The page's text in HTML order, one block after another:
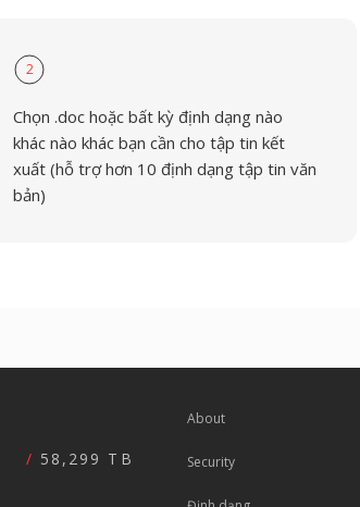
2
Chọn .doc hoặc bất kỳ định dạng nào
khác nào khác bạn cần cho tập tin kết
xuất (hỗ trợ hơn 10 định dạng tập tin văn
bản)
58,299 TB
About
Security